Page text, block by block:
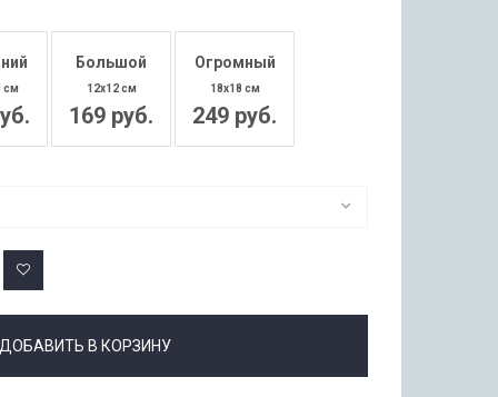
см
Большой
12x12 см
169 руб.
Огромный
18x18 см
249 руб.
ДОБАВИТЬ В КОРЗИНУ